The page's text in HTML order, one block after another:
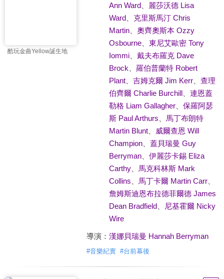
酷玩金曲Yellow誕生地
Ann Ward、 麗莎沃德 Lisa
Ward、 克里斯馬汀 Chris
Martin、 奧齊奧斯本 Ozzy
Osbourne、 東尼艾歐密 Tony
Iommi、 戴夫布羅克 Dave
Brock
羅伯普蘭特 Robert
Plant、 吉姆克爾 Jim Kerr、 查理
伯齊爾 Charlie Burchill、 連恩蓋
勒格 Liam Gallagher、 保羅阿瑟
斯 Paul Arthurs
馬丁布朗特
Martin Blunt、
威爾查恩 Will
Champion、 蓋貝瑞曼 Guy
Berryman、 伊麗莎卡錫 Eliza
Carthy、 馬克科林斯 Mark
Collins
馬丁卡爾 Martin Carr、
詹姆斯迪恩布拉德菲爾德 James
Dean Bradfield、
尼基霍爾 Nicky
Wire
導演： 漢娜貝瑞曼 Hannah Berryman
#音樂紀實 #台前幕後